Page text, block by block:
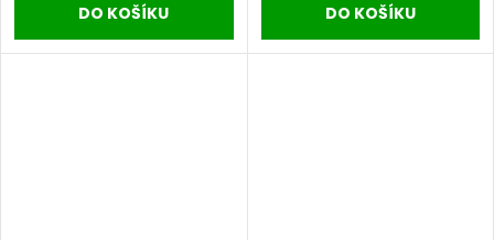
DO KOŠÍKU DO KOŠÍKU